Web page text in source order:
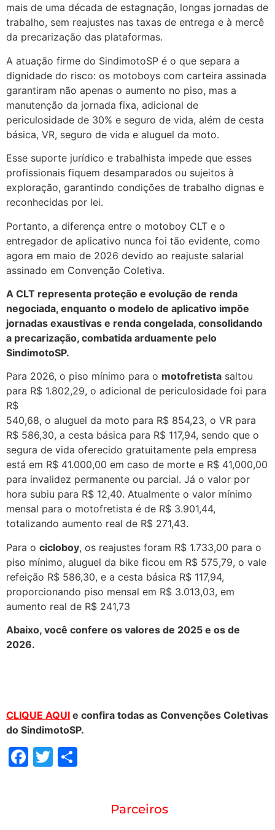
mais de uma década de estagnação, longas jornadas de
trabalho, sem reajustes nas taxas de entrega e à mercê
da precarização das plataformas.
A atuação firme do SindimotoSP é o que separa a
dignidade do risco: os motoboys com carteira assinada
garantiram não apenas o aumento no piso, mas a
manutenção da jornada fixa, adicional de
periculosidade de 30% e seguro de vida, além de cesta
básica, VR, seguro de vida e aluguel da moto.
Esse suporte jurídico e trabalhista impede que esses
profissionais fiquem desamparados ou sujeitos à
exploração, garantindo condições de trabalho dignas e
reconhecidas por lei.
Portanto, a diferença entre o motoboy CLT e o
entregador de aplicativo nunca foi tão evidente, como
agora em maio de 2026 devido ao reajuste salarial
assinado em Convenção Coletiva.
A CLT representa proteção e evolução de renda
negociada, enquanto o modelo de aplicativo impõe
jornadas exaustivas e renda congelada, consolidando
a precarização, combatida arduamente pelo
SindimotoSP.
Para 2026, o piso mínimo para o motofretista saltou
para R$ 1.802,29, o adicional de periculosidade foi para
R$
540,68, o aluguel da moto para R$ 854,23, o VR para
R$ 586,30, a cesta básica para R$ 117,94, sendo que o
segura de vida oferecido gratuitamente pela empresa
está em R$ 41.000,00 em caso de morte e R$ 41,000,00
para invalidez permanente ou parcial. Já o valor por
hora subiu para R$ 12,40. Atualmente o valor mínimo
mensal para o motofretista é de R$ 3.901,44,
totalizando aumento real de R$ 271,43.
Para o cicloboy, os reajustes foram R$ 1.733,00 para o
piso mínimo, aluguel da bike ficou em R$ 575,79, o vale
refeição R$ 586,30, e a cesta básica R$ 117,94,
proporcionando piso mensal em R$ 3.013,03, em
aumento real de R$ 241,73
Abaixo, você confere os valores de 2025 e os de
2026.
CLIQUE AQUI e confira todas as Convenções Coletivas
do SindimotoSP.
Facebook
Twitter
Parceiros